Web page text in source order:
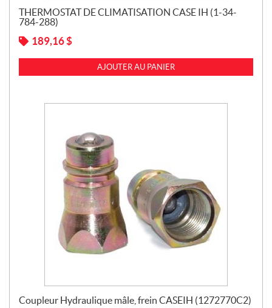
THERMOSTAT DE CLIMATISATION CASE IH (1-34-
784-288)
189,16$
AJOUTER AU PANIER
Coupleur Hydraulique mâle, frein CASEIH (1272770C2)